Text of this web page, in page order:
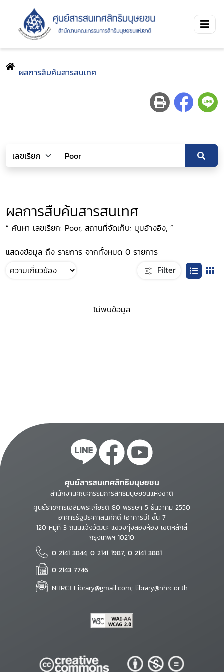
ผลการสืบค้นสารสนเทศ
ผลการสืบค้นสารสนเทศ
“ ค้นหา เลขเรียก: Poor, สถานที่จัดเก็บ: มุมอ้างอิง, ”
แสดงข้อมูล ถึง รายการ จากทั้งหมด 0 รายการ
Filter
ไม่พบข้อมูล
ศูนย์สารสนเทศสิทธิมนุษยชน
สำนักงานคณะกรรมการสิทธิมนุษยชนแห่งชาติ
ศูนย์ราชการเฉลิมพระเกียรติ 80 พรรษา 5 ธันวาคม 2550
อาคารรัฐประศาสนภักดี (อาคารบี) ชั้น 7
120 หมู่ที่ 3 ถนนแจ้งวัฒนะ แขวงทุ่งสองห้อง เขตหลักสี่
กรุงเทพฯ 10210
0 2141 3844, 0 2141 1987, 0 2141 3881
0 2143 7746
NHRCT.Library@gmail.com; library@nhrc.or.th